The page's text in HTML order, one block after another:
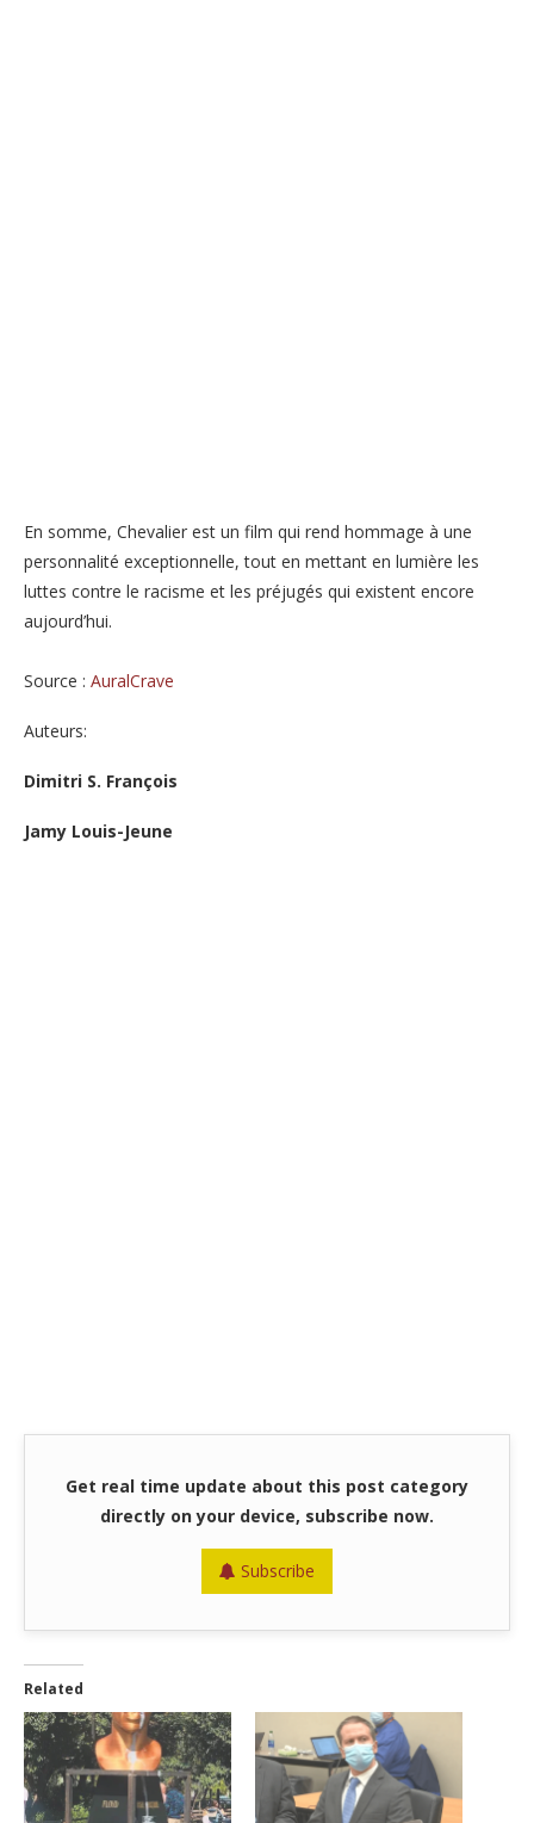
En somme, Chevalier est un film qui rend hommage à une
personnalité exceptionnelle, tout en mettant en lumière les
luttes contre le racisme et les préjugés qui existent encore
aujourd’hui.
Source : AuralCrave
Auteurs:
Dimitri S. François
Jamy Louis-Jeune
Get real time update about this post category
directly on your device, subscribe now.
Subscribe
Related